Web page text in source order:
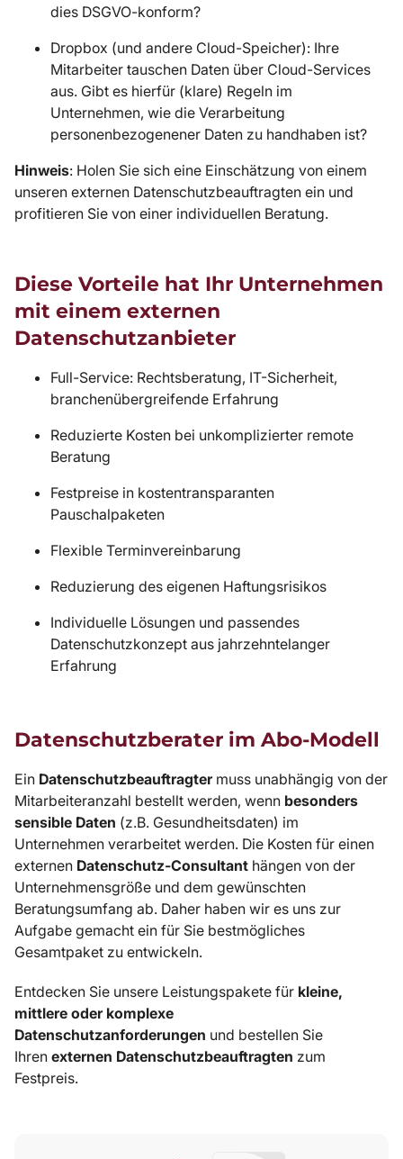
dies DSGVO-konform?
Dropbox (und andere Cloud-Speicher): Ihre
Mitarbeiter tauschen Daten über Cloud-Services
aus. Gibt es hierfür (klare) Regeln im
Unternehmen, wie die Verarbeitung
personenbezogenener Daten zu handhaben ist?
Hinweis: Holen Sie sich eine Einschätzung von einem
unseren externen Datenschutzbeauftragten ein und
profitieren Sie von einer individuellen Beratung.
Diese Vorteile hat Ihr Unternehmen
mit einem externen
Datenschutzanbieter
Full-Service: Rechtsberatung, IT-Sicherheit,
branchenübergreifende Erfahrung
Reduzierte Kosten bei unkomplizierter remote
Beratung
Festpreise in kostentransparanten
Pauschalpaketen
Flexible Terminvereinbarung
Reduzierung des eigenen Haftungsrisikos
Individuelle Lösungen und passendes
Datenschutzkonzept aus jahrzehntelanger
Erfahrung
Datenschutzberater im Abo-Modell
Ein Datenschutzbeauftragtermuss unabhängig von der
Mitarbeiteranzahl bestellt werden, wenn besonders
sensible Daten (z.B. Gesundheitsdaten) im
Unternehmen verarbeitet werden. Die Kosten für einen
externen Datenschutz-Consultant hängen von der
Unternehmensgröße und dem gewünschten
Beratungsumfang ab. Daher haben wir es uns zur
Aufgabe gemacht ein für Sie bestmögliches
Gesamtpaket zu entwickeln.
Entdecken Sie unsere Leistungspakete für kleine,
mittlere oder komplexe
Datenschutzanforderungen und bestellen Sie
Ihren externen Datenschutzbeauftragten zum
Festpreis.